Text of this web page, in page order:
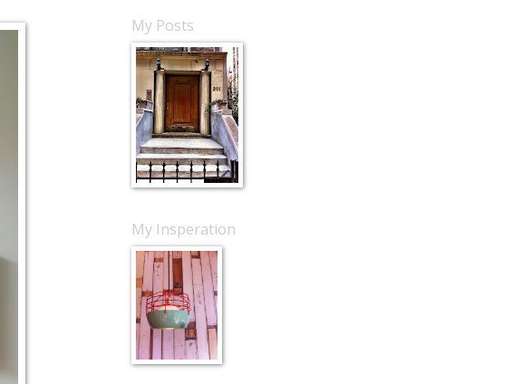
My Posts
My Insperation